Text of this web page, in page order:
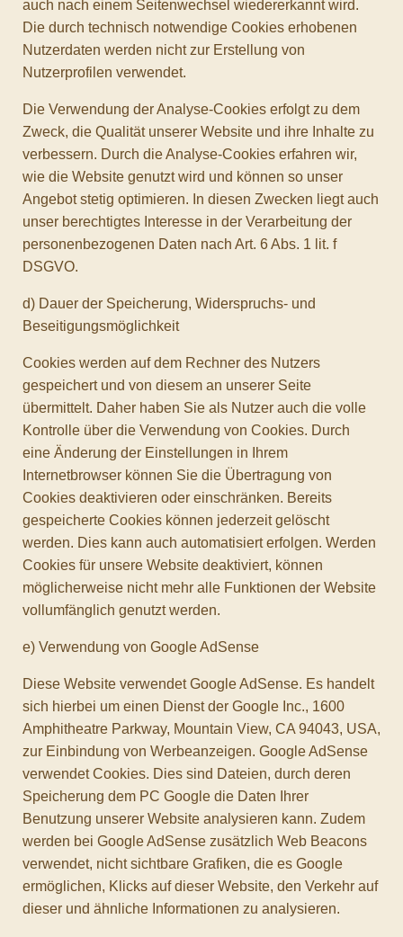
auch nach einem Seitenwechsel wiedererkannt wird.
Die durch technisch notwendige Cookies erhobenen
Nutzerdaten werden nicht zur Erstellung von
Nutzerprofilen verwendet.
Die Verwendung der Analyse-Cookies erfolgt zu dem
Zweck, die Qualität unserer Website und ihre Inhalte zu
verbessern. Durch die Analyse-Cookies erfahren wir,
wie die Website genutzt wird und können so unser
Angebot stetig optimieren. In diesen Zwecken liegt auch
unser berechtigtes Interesse in der Verarbeitung der
personenbezogenen Daten nach Art. 6 Abs. 1 lit. f
DSGVO.
d) Dauer der Speicherung, Widerspruchs- und
Beseitigungsmöglichkeit
Cookies werden auf dem Rechner des Nutzers
gespeichert und von diesem an unserer Seite
übermittelt. Daher haben Sie als Nutzer auch die volle
Kontrolle über die Verwendung von Cookies. Durch
eine Änderung der Einstellungen in Ihrem
Internetbrowser können Sie die Übertragung von
Cookies deaktivieren oder einschränken. Bereits
gespeicherte Cookies können jederzeit gelöscht
werden. Dies kann auch automatisiert erfolgen. Werden
Cookies für unsere Website deaktiviert, können
möglicherweise nicht mehr alle Funktionen der Website
vollumfänglich genutzt werden.
e) Verwendung von Google AdSense
Diese Website verwendet Google AdSense. Es handelt
sich hierbei um einen Dienst der Google Inc., 1600
Amphitheatre Parkway, Mountain View, CA 94043, USA,
zur Einbindung von Werbeanzeigen. Google AdSense
verwendet Cookies. Dies sind Dateien, durch deren
Speicherung dem PC Google die Daten Ihrer
Benutzung unserer Website analysieren kann. Zudem
werden bei Google AdSense zusätzlich Web Beacons
verwendet, nicht sichtbare Grafiken, die es Google
ermöglichen, Klicks auf dieser Website, den Verkehr auf
dieser und ähnliche Informationen zu analysieren.